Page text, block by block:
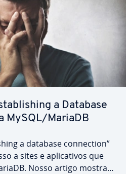
a Database
MySQL/MariaDB
a database con­nec­tion”
a sites e apli­ca­ti­vos que
Nosso artigo mostra